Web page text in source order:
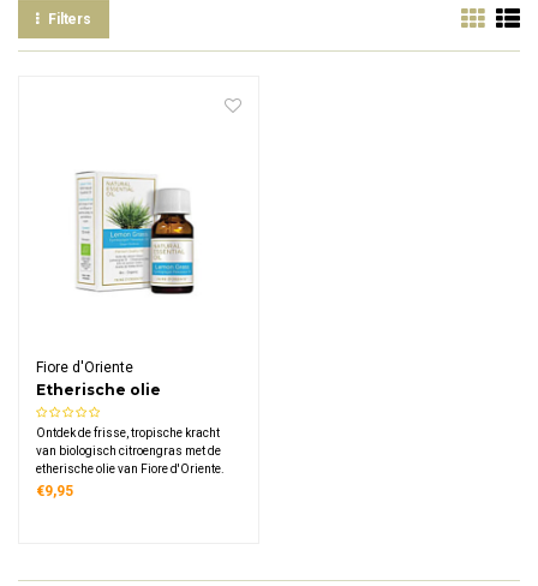
Filters
Fiore d'Oriente
Etherische olie
Citroengras Biologisch
Ontdek de frisse, tropische kracht
van biologisch citroengras met de
etherische olie van Fiore d'Oriente.
100% puur, gecertificeerd biologisch
€9,95